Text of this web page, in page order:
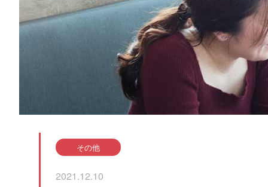
その他
2021.12.10